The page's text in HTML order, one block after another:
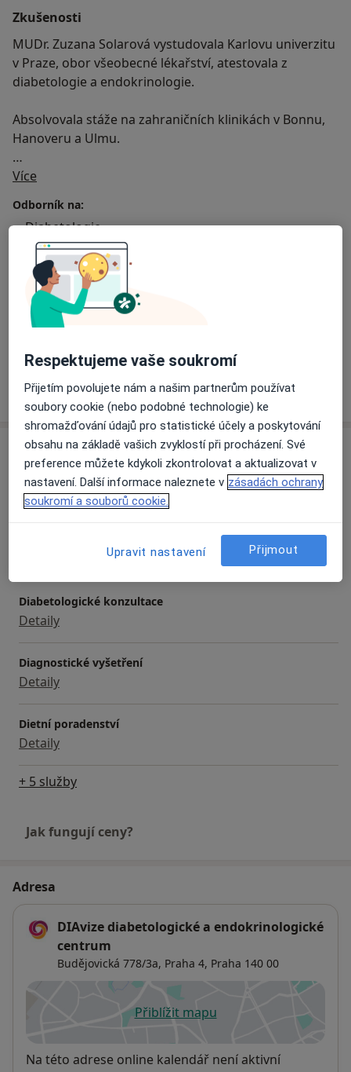
Zkušenosti
MUDr. Zuzana Solarová vystudovala Karlovu univerzitu
v Praze, obor všeobecné lékařství, atestovala z
diabetologie a endokrinologie.
Absolvovala stáže na zahraničních klinikách v Bonnu,
Hanoveru a Ulmu.
Od roku 2003 pracuje v Centru diabetologie IKEM
(komplexní péče o pacienty s diabetem, systematická
edukace diabetiků, léčba komplikovaných diabetiků po
léčba endokrinologických onemocnění ). Pravidelně
jezdí jako lékařský dohled na dětské tábory pro
diabetiky v rámci organizace svazu diabetiků ČR –
Diasport.
4 děti. Ve volném čase s dětmi ráda sportuje, věnují se
běhu, lyžování a snowboardingu.
Více
Odborník na:
Diabetologie
Endokrinologie
Hlavní léčená onemocnění
Diabetes mellitus 1. typu
Komplikace cukrovky
Víceo zkušenostech
Služby a ceník služeb
Bakteriologické vyšetření
Detaily
Diabetologické konzultace
Detaily
Diagnostické vyšetření
Detaily
Dietní poradenství
Detaily
+ 5 služby
Jak fungují ceny?
Adresa
DIAvize diabetologické a endokrinologické
centrum
Budějovická 778/3a, Praha 4, Praha 140 00
Přiblížit mapuse otevře v nové záložce
Dostupnost
Na této adrese online kalendář není aktivní
Respektujeme vaše soukromí
Přijetím povolujete nám a našim partnerům používat
soubory cookie (nebo podobné technologie) ke
shromažďování údajů pro statistické účely a poskytování
obsahu na základě vašich zvyklostí při procházení. Své
preference můžete kdykoli zkontrolovat a aktualizovat v
nastavení. Další informace naleznete v zásadách ochrany
soukromí a souborů cookie.
Upravit nastavení Přijmout